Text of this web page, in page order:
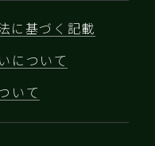
に基づく記載
について
いて